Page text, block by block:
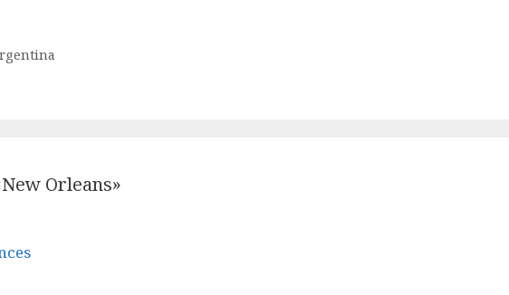
Orleans»